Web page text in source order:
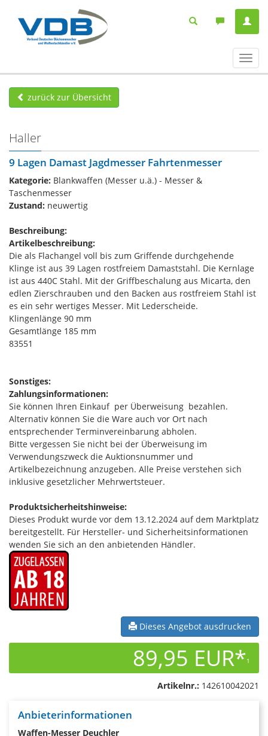
ein-/
zurück zur Übersicht
Haller
9 Lagen Damast Jagdmesser Fahrtenmesser
Kategorie: Blankwaffen (Messer u.ä.) - Messer &
Taschenmesser
Zustand: neuwertig
Beschreibung:
Artikelbeschreibung:
Die als Flachangel voll bis zum Griffende durchgehende
Klinge ist aus 39 Lagen rostfreiem Damaststahl. Die Kernlage
ist aus 440C Stahl. Mit der Griffbeschalung aus Micarta, den
edlen Zierschrauben und den Backen aus rostfreiem Stahl ist
es ein sehr wertiges Messer. Mit Lederscheide.
Klingenlänge 90 mm
Gesamtlänge 185 mm
83551
Sonstiges:
Zahlungsinformationen:
Sie können Ihren Einkauf per Überweisung bezahlen.
Alternativ können Sie die Ware auch vor Ort nach
entsprechender Terminvereinbarung abholen.
Bitte vergessen Sie nicht bei der Überweisung im
Verwendungszweck die Auktionsnummer und
Artikelbezeichnung anzugeben. Alle Preise verstehen sich
inklusive gesetzlicher Mehrwertsteuer.
Produktsicherheitshinweise:
Dieses Produkt wurde vor dem 13.12.2024 auf dem Marktplatz
bereitgestellt. Für Hersteller- und Sicherheitsinformationen
wenden Sie sich an den anbietenden Händler.
Dieses Angebot ausdrucken
89,95 EUR*1
Artikelnr.: 142610042021
Anbieterinformationen
Waffen-Messer Deuchler